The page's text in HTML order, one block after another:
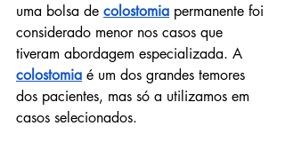
uma bolsa de colostomia permanente foi
considerado menor nos casos que
tiveram abordagem especializada. A
colostomia é um dos grandes temores
dos pacientes, mas só a utilizamos em
casos selecionados.